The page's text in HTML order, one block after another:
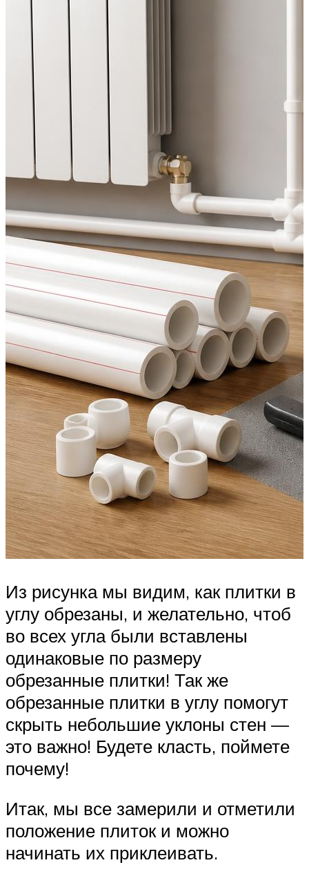
Из рисунка мы видим, как плитки в
углу обрезаны, и желательно, чтоб
во всех угла были вставлены
одинаковые по размеру
обрезанные плитки! Так же
обрезанные плитки в углу помогут
скрыть небольшие уклоны стен —
это важно! Будете класть, поймете
почему!
Итак, мы все замерили и отметили
положение плиток и можно
начинать их приклеивать.